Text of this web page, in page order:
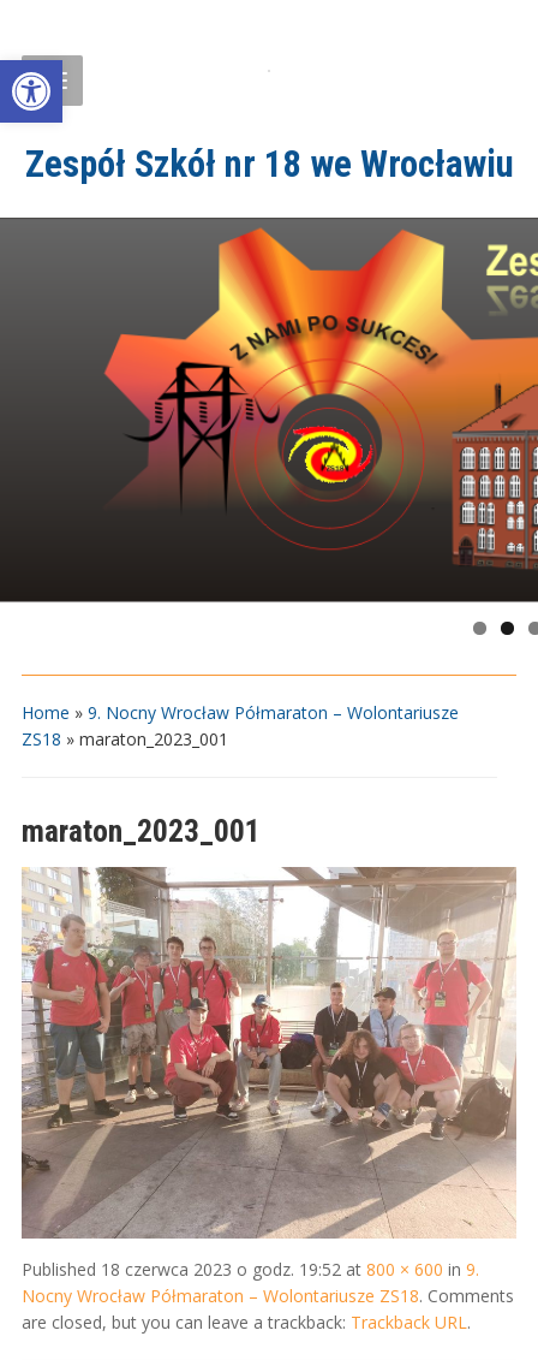
Open toolbar
Zespół Szkół nr 18 we Wrocławiu
Home » 9. Nocny Wrocław Półmaraton – Wolontariusze
ZS18 » maraton_2023_001
maraton_2023_001
Published 18 czerwca 2023 o godz. 19:52at 800 × 600 in 9.
Nocny Wrocław Półmaraton – Wolontariusze ZS18. Comments
are closed, but you can leave a trackback: Trackback URL.